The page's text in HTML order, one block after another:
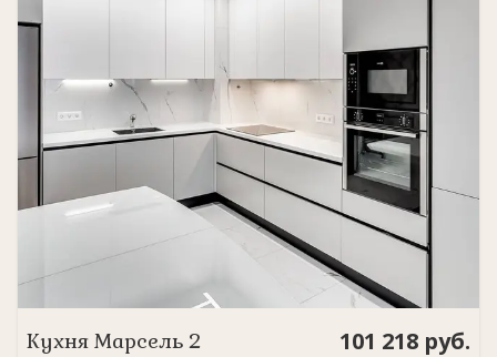
Кухня Марсель 2 101 218 руб.